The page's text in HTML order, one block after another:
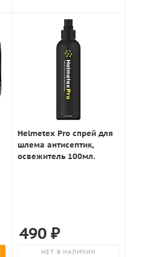
Helmetex Pro спрей для
шлема антисептик,
освежитель 100мл.
490 ₽
НЕТ В НАЛИЧИИ